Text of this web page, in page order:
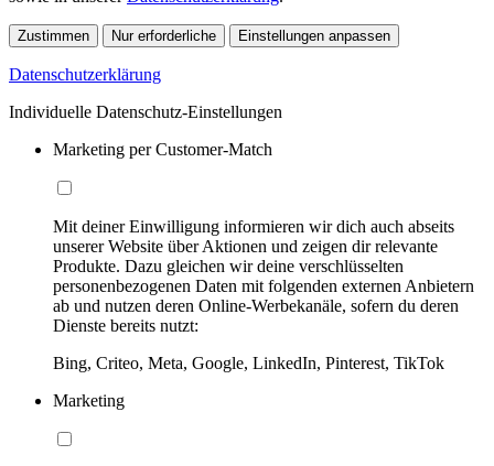
Zustimmen Nur erforderliche Einstellungen anpassen
Datenschutzerklärung
Individuelle Datenschutz-Einstellungen
Marketing per Customer-Match
Mit deiner Einwilligung informieren wir dich auch abseits
unserer Website über Aktionen und zeigen dir relevante
Produkte. Dazu gleichen wir deine verschlüsselten
personenbezogenen Daten mit folgenden externen Anbietern
ab und nutzen deren Online-Werbekanäle, sofern du deren
Dienste bereits nutzt:
Bing, Criteo, Meta, Google, LinkedIn, Pinterest, TikTok
Marketing